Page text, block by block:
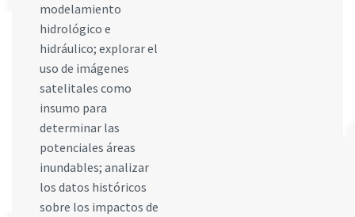
modelamiento
hidrológico e
hidráulico; explorar el
uso de imágenes
satelitales como
insumo para
determinar las
potenciales áreas
inundables; analizar
los datos históricos
sobre los impactos de